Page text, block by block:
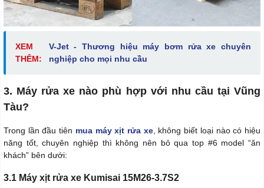
XEM
THÊM:
V-Jet - Thương hiệu máy bơm rửa xe chuyên
nghiệp cho mọi nhu cầu
3. Máy rửa xe nào phù hợp với nhu cầu tại Vũng
Tàu?
Trong lần đầu tiên mua máy xịt rửa xe, không biết loại nào có hiệu
năng tốt, chuyên nghiệp thì không nên bỏ qua top #6 model “ăn
khách” bên dưới:
3.1 Máy xịt rửa xe Kumisai 15M26-3.7S2